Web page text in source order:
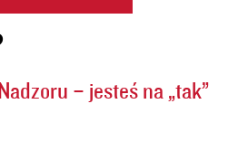
– jesteś na „tak”